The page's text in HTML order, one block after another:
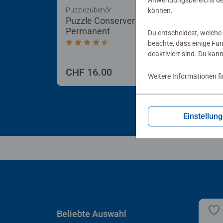
Puzzle Conserver
Permanent
Durchschnittliche Bewertung 4.4 von 5
Puzzlezubehör
CHF 16.00
Beliebte Auswahl
können.
Du entscheidest,
beachte, dass einige
deaktiviert sind. Du
Weitere Informationen